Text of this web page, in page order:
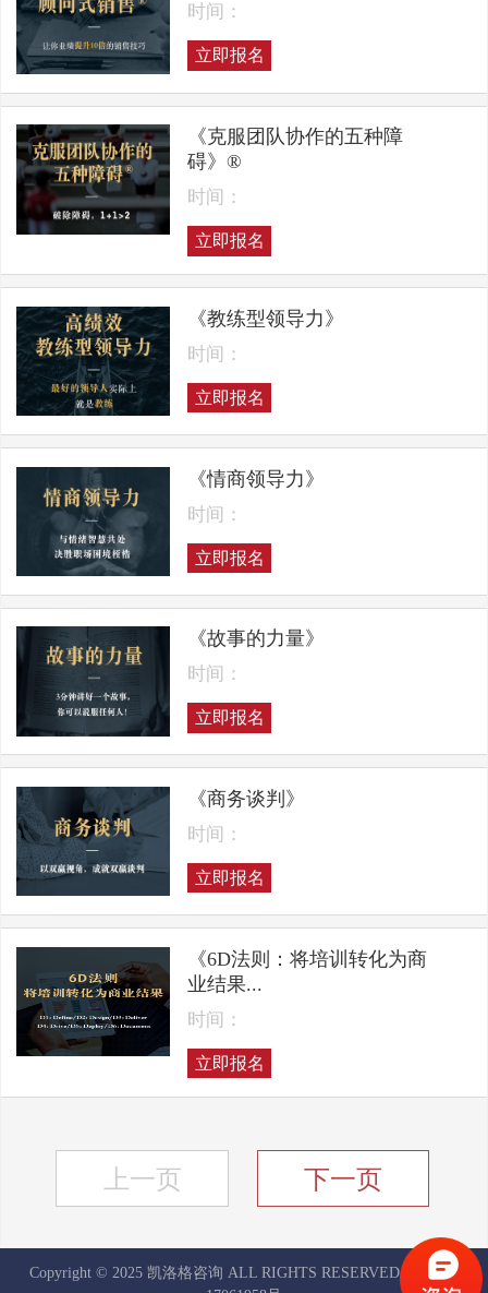
时间：
立即报名
《克服团队协作的五种障
碍》®
时间：
立即报名
《教练型领导力》
时间：
立即报名
《情商领导力》
时间：
立即报名
《故事的力量》
时间：
立即报名
《商务谈判》
时间：
立即报名
《6D法则：将培训转化为商
业结果...
时间：
立即报名
上一页 下一页
Copyright © 2025 凯洛格咨询 ALL RIGHTS RESERVED
京ICP备